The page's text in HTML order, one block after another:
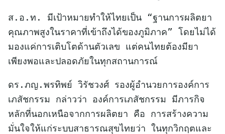
ส.อ.ท. มีเป้าหมายทำให้ไทยเป็น “ฐานการผลิตยา
คุณภาพสูงในราคาที่เข้าถึงได้ของภูมิภาค” โดยไม่ได้
มองแค่การเติบโตด้านตัวเลข แต่คนไทยต้องมียา
เพียงพอและปลอดภัยในทุกสถานการณ์
ดร.ภญ.พรทิพย์ วิรัชวงศ์ รองผู้อำนวยการองค์การ
เภสัชกรรม กล่าวว่า องค์การเภสัชกรรม มีภารกิจ
หลักที่นอกเหนือจากการผลิตยา คือ การสร้างความ
มั่นใจให้แก่ระบบสาธารณสุขไทยว่า ในทุกวิกฤตและ